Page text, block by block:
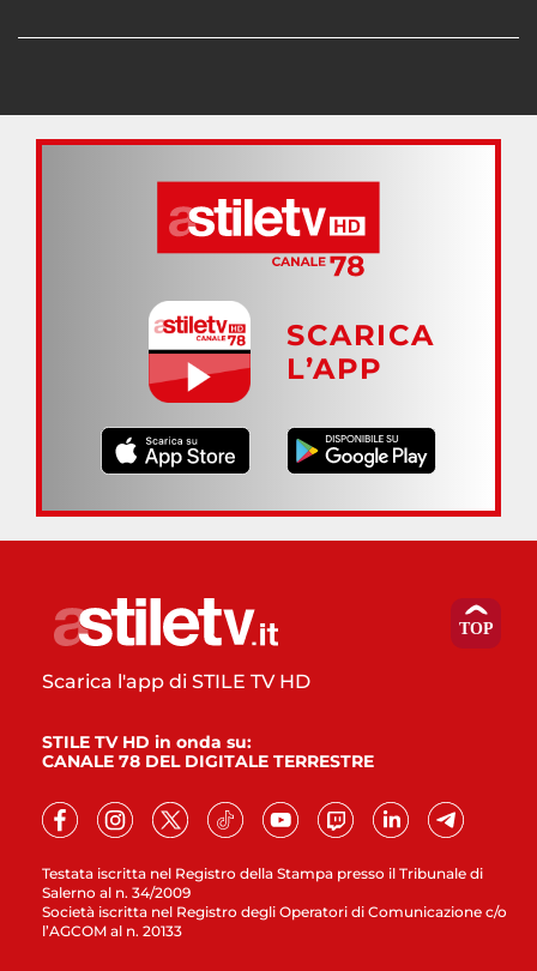
SCARICA
L’APP
Testata iscritta nel Registro della Stampa presso il Tribunale di
Salerno al n. 34/2009
Società iscritta nel Registro degli Operatori di Comunicazione c/o
l’AGCOM al n. 20133
Scarica l'app di STILE TV HD
STILE TV HD in onda su:
CANALE 78 DEL DIGITALE TERRESTRE